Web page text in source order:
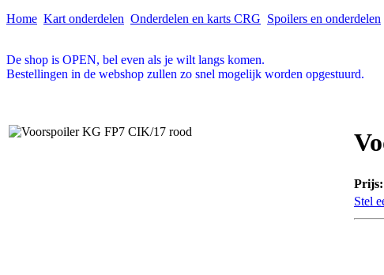
Home Kart onderdelen Onderdelen en karts CRG Spoilers en onderdelen
De shop is OPEN, bel even als je wilt langs komen.
Bestellingen in de webshop zullen zo snel mogelijk worden opgestuurd.
Prijs:
Stel